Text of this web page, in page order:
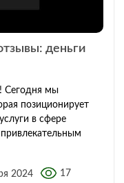
деньги
Сегодня мы
позиционирует
в сфере
2024 17